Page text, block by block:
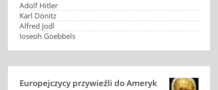
Adolf Hitler
Karl Dönitz
Alfred Jodl
Joseph Goebbels
Europejczycy przywieźli do Ameryk